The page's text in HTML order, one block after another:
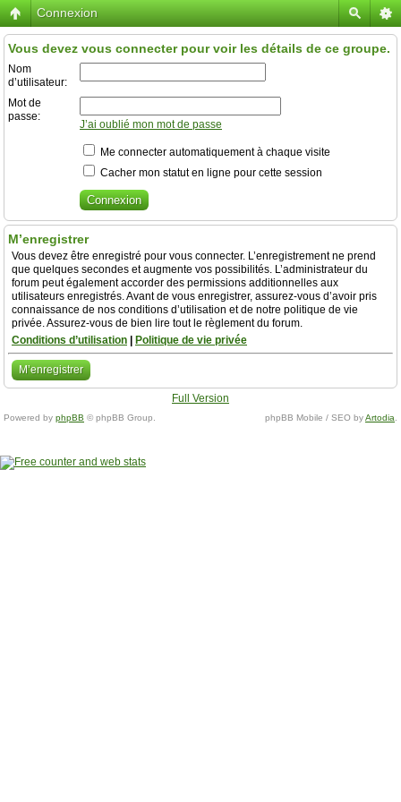
Connexion
Vous devez vous connecter pour voir les détails de ce groupe.
Nom
d’utilisateur:
Mot de
passe:
J’ai oublié mon mot de passe
Me connecter automatiquement à chaque visite
Cacher mon statut en ligne pour cette session
M’enregistrer
Vous devez être enregistré pour vous connecter. L’enregistrement ne prend
que quelques secondes et augmente vos possibilités. L’administrateur du
forum peut également accorder des permissions additionnelles aux
utilisateurs enregistrés. Avant de vous enregistrer, assurez-vous d’avoir pris
connaissance de nos conditions d’utilisation et de notre politique de vie
privée. Assurez-vous de bien lire tout le règlement du forum.
Conditions d’utilisation
Politique de vie privée
M’enregistrer
Full Version
Powered by phpBB © phpBB Group. phpBB Mobile / SEO byArtodia